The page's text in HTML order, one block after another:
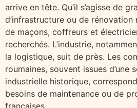
arrive en tête. Qu’il s’agisse de
d’infrastructure ou de
de maçons, coffreurs et
recherchés. L’industrie,
la logistique, suit de près. Les
roumaines, souvent issues d’une
industrielle historique,
besoins de maintenance ou de